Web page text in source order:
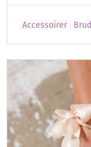
Accessoirer Brud